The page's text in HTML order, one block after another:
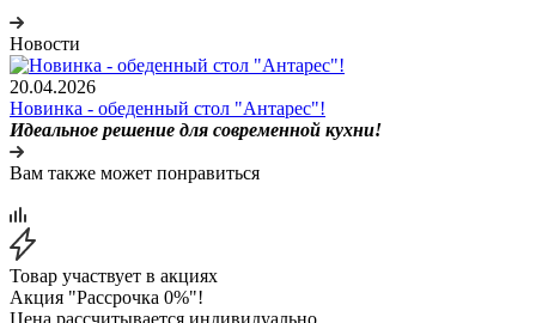
Новости
20.04.2026
Новинка - обеденный стол "Антарес"!
Идеальное решение для современной кухни!
Вам также может понравиться
Товар участвует в акциях
Акция "Рассрочка 0%"!
Цена рассчитывается индивидуально